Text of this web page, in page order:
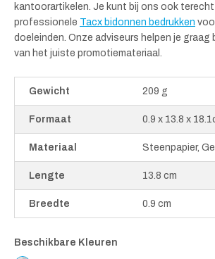
kantoorartikelen. Je kunt bij ons ook
professionele Tacx bidonnen bedrukken
doeleinden. Onze adviseurs helpen je graag
van het juiste promotiemateriaal.
Gewicht 209 g
Formaat 0.9 x 13.8 x
Materiaal Steenpapier,
Lengte 13.8 cm
Breedte 0.9 cm
Beschikbare Kleuren